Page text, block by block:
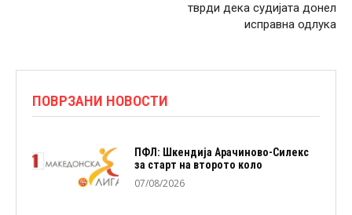
тврди дека судијата донел
исправна одлука
ПОВРЗАНИ НОВОСТИ
ПФЛ: Шкендија Арачиново-Силекс
за старт на второто коло
07/08/2026